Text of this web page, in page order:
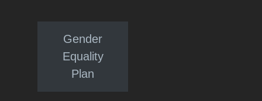
Gender
Equality
Plan